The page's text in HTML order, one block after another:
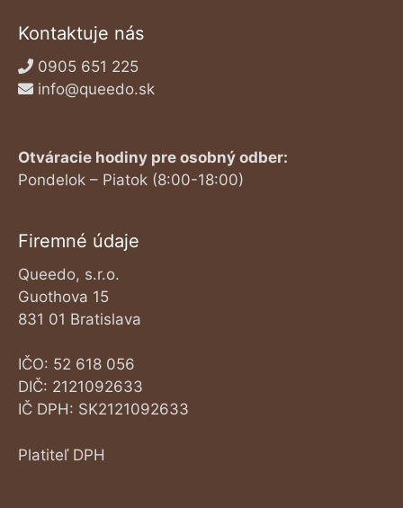
Kontaktuje nás
0905 651 225
info@queedo.sk
Otváracie hodiny pre osobný odber:
Pondelok – Piatok (8:00-18:00)
Firemné údaje
Queedo, s.r.o.
Guothova 15
831 01 Bratislava
IČO: 52 618 056
DIČ: 2121092633
IČ DPH: SK2121092633
Platiteľ DPH